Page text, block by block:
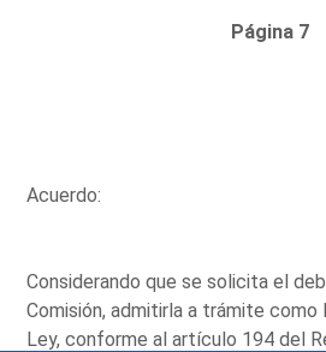
Página 7
Acuerdo:
Considerando que se solicita el
Comisión, admitirla a trámite como
Ley, conforme al artículo 194 del